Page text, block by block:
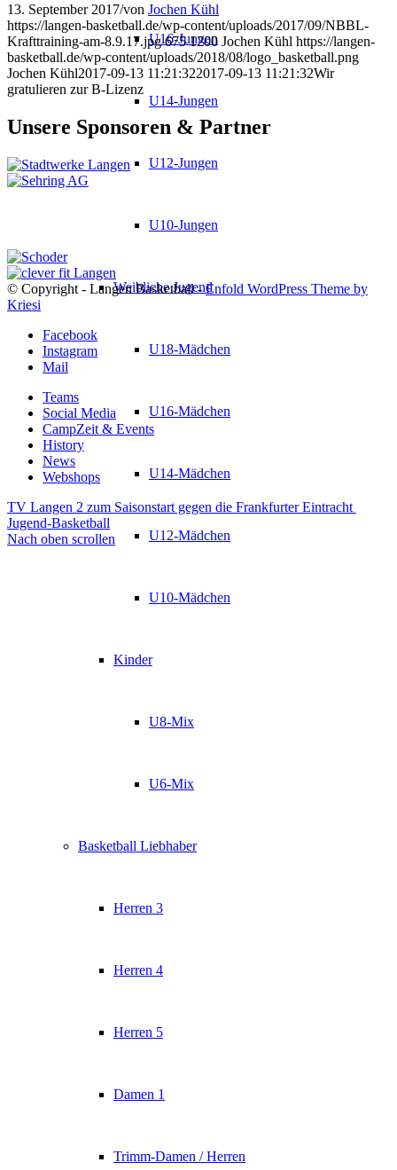
U16-Jungen
U14-Jungen
U12-Jungen
U10-Jungen
Weibliche Jugend
U18-Mädchen
U16-Mädchen
U14-Mädchen
U12-Mädchen
U10-Mädchen
Kinder
U8-Mix
U6-Mix
Basketball Liebhaber
Herren 3
Herren 4
Herren 5
Damen 1
Trimm-Damen / Herren
13. September 2017/von Jochen Kühl
https://langen-basketball.de/wp-content/uploads/2017/09/NBBL-
Krafttraining-am-8.9.17.jpg 675 1200 Jochen Kühl https://langen-
basketball.de/wp-content/uploads/2018/08/logo_basketball.png
Jochen Kühl2017-09-13 11:21:322017-09-13 11:21:32Wir
gratulieren zur B-Lizenz
Unsere Sponsoren & Partner
© Copyright - Langen Basketball -Enfold WordPress Theme by
Kriesi
Facebook
Instagram
Mail
Teams
Social Media
CampZeit & Events
History
News
Webshops
TV Langen 2 zum Saisonstart gegen die Frankfurter Eintracht
Jugend-Basketball
Nach oben scrollen